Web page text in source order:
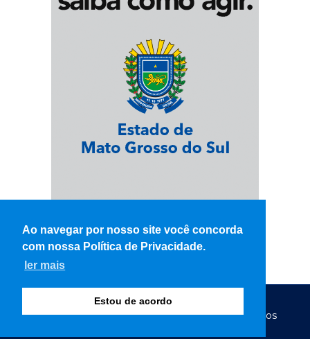
Ao navegar por nosso site você concorda
com nossa Política de Privacidade.
ler mais
Estou de acordo
© Copyright 2026 - WK Notícias - Todos os direitos